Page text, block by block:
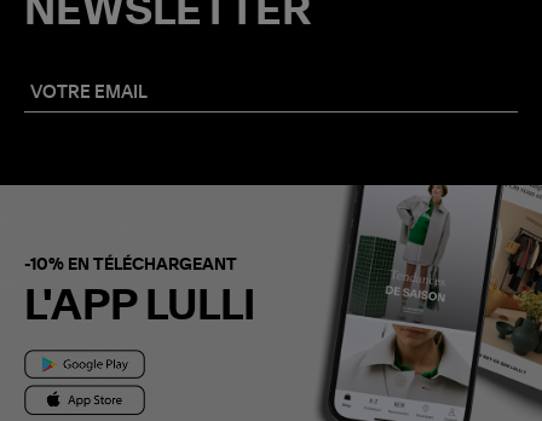
NEWSLETTER
-10% EN TÉLÉCHARGEANT
L'APP LULLI